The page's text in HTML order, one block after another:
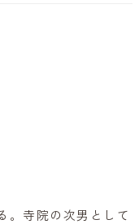
。寺院の次男として